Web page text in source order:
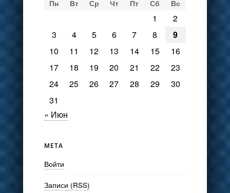
Пн
Вт Ср Чт Пт Сб Вс
1
2
3
4 5 6 7 8
9
10
11 12 13 14 15
16
17
18 19 20 21 22
23
24
25 26 27 28 29
30
31
« Июн
МЕТА
Войти
Записи (RSS)